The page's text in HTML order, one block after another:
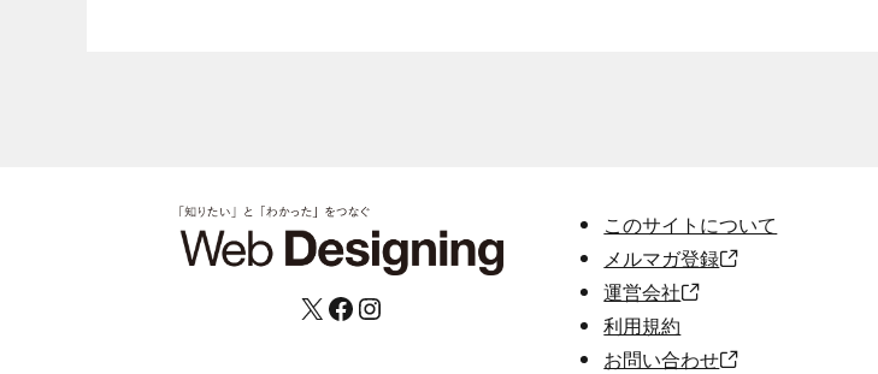
X Facebook Instagram
このサイトについて
メルマガ登録
運営会社
利用規約
お問い合わせ